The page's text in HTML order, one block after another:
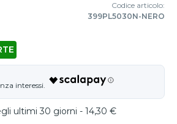
Codice articolo:
399PL5030N-NERO
ultimi 30 giorni - 14,30 €